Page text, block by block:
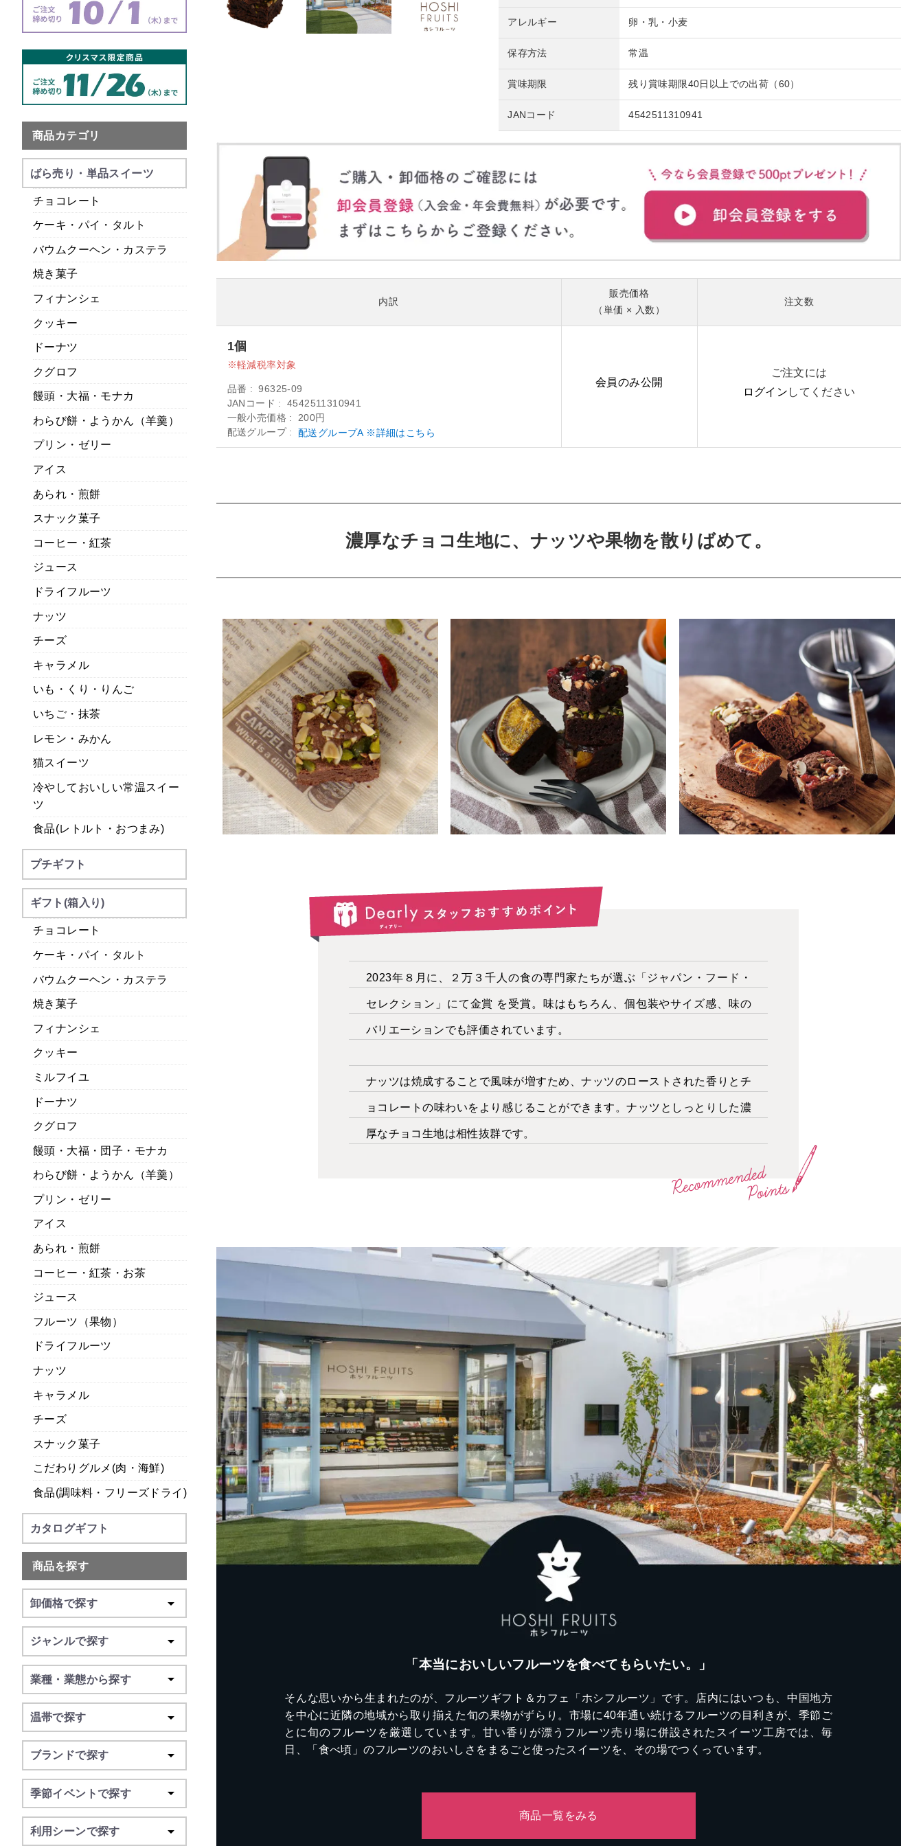
アレルギー 卵・乳・小麦
保存方法 常温
賞味期限 残り賞味期限40日以上での出荷（60）
JANコード 4542511310941
内訳
販売価格
（単価 × 入数）
注文数
1個
軽減税率対象
品番
96325-09
JANコード
4542511310941
一般小売価格
200円
配送グループ
配送グループA ※詳細はこちら
会員のみ公開
ご注文には
ログイン してください
濃厚なチョコ生地に、ナッツや果物を散りばめて。
2023年８月に、２万３千人の食の専門家たちが選ぶ「ジャパン・フード・
セレクション」にて金賞 を受賞。味はもちろん、個包装やサイズ感、味の
バリエーションでも評価されています。
ナッツは焼成することで風味が増すため、ナッツのローストされた香りとチ
ョコレートの味わいをより感じることができます。ナッツとしっとりした濃
厚なチョコ生地は相性抜群です。
「本当においしいフルーツを食べてもらいたい。」
そんな思いから生まれたのが、フルーツギフト＆カフェ「ホシフルーツ」です。店内にはいつも、中国地方
を中心に近隣の地域から取り揃えた旬の果物がずらり。市場に40年通い続けるフルーツの目利きが、季節ご
とに旬のフルーツを厳選しています。甘い香りが漂うフルーツ売り場に併設されたスイーツ工房では、毎
日、「食べ頃」のフルーツのおいしさをまるごと使ったスイーツを、その場でつくっています。
商品一覧をみる
商品カテゴリ
ばら売り・単品スイーツ
チョコレート
ケーキ・パイ・タルト
バウムクーヘン・カステラ
焼き菓子
フィナンシェ
クッキー
ドーナツ
クグロフ
饅頭・大福・モナカ
わらび餅・ようかん（羊羹）
プリン・ゼリー
アイス
あられ・煎餅
スナック菓子
コーヒー・紅茶
ジュース
ドライフルーツ
ナッツ
チーズ
キャラメル
いも・くり・りんご
いちご・抹茶
レモン・みかん
猫スイーツ
冷やしておいしい常温スイー
ツ
食品(レトルト・おつまみ)
プチギフト
ギフト(箱入り)
チョコレート
ケーキ・パイ・タルト
バウムクーヘン・カステラ
焼き菓子
フィナンシェ
クッキー
ミルフイユ
ドーナツ
クグロフ
饅頭・大福・団子・モナカ
わらび餅・ようかん（羊羹）
プリン・ゼリー
アイス
あられ・煎餅
コーヒー・紅茶・お茶
ジュース
フルーツ（果物）
ドライフルーツ
ナッツ
キャラメル
チーズ
スナック菓子
こだわりグルメ(肉・海鮮)
食品(調味料・フリーズドライ)
カタログギフト
商品を探す
卸価格で探す
ジャンルで探す
業種・業態から探す
温帯で探す
ブランドで探す
季節イベントで探す
利用シーンで探す